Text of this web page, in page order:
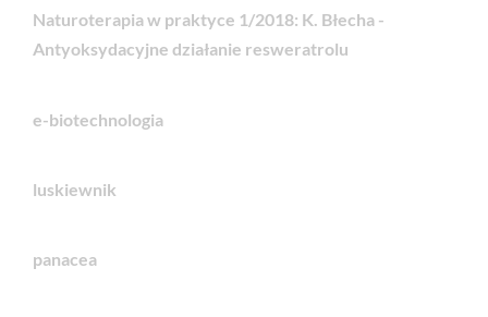
Naturoterapia w praktyce 1/2018: K. Błecha -
Antyoksydacyjne działanie resweratrolu
e-biotechnologia
luskiewnik
panacea